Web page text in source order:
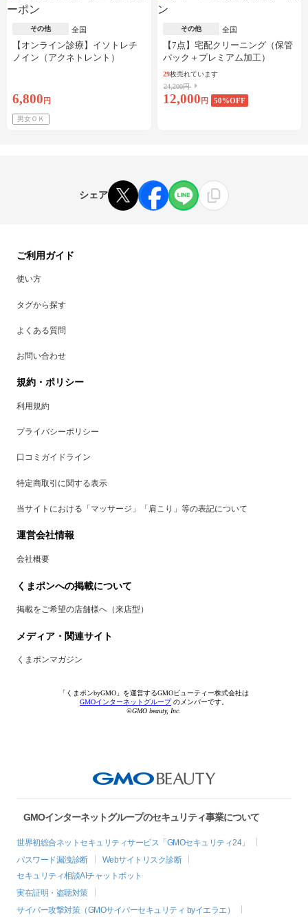
その他 全国
【オンライン診療】イソトレチ
ノイン（アクネトレント）
6,800 円
男女ＯＫ
その他 全国
【7点】宅配クリーニング（保管
パック＋プレミアム加工）
29枚売れています
24,200円
12,000 円 50%OFF
シェア
ご利用ガイド
使い方
タグから探す
よくある質問
お問い合わせ
規約・ポリシー
利用規約
プライバシーポリシー
口コミガイドライン
特定商取引に関する表示
当サイトにおける「マッサージ」「肩こり」等の表記について
運営会社情報
会社概要
くまポンへの掲載について
掲載をご希望の店舗様へ（来店型）
メディア・関連サイト
くまポンマガジン
「くまポンbyGMO」を運営するGMOビューティー株式会社は
GMOインターネットグループのメンバーです。
©GMO beauty, Inc.
GMOインターネットグループのセキュリティ事業について
世界初総合ネットセキュリティサービス「GMOセキュリティ24」
パスワード漏洩診断
Webサイトリスク診断
セキュリティ相談AIチャットボット
実在証明・盗聴対策
サイバー攻撃対策（GMOサイバーセキュリティ byイエラエ）